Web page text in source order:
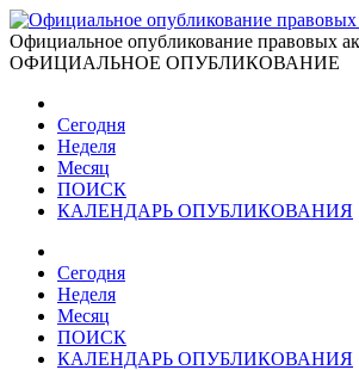
Официальное опубликование правовых
ОФИЦИАЛЬНОЕ ОПУБЛИКОВАНИЕ
Сегодня
Неделя
Месяц
ПОИСК
КАЛЕНДАРЬ ОПУБЛИКОВАНИЯ
Сегодня
Неделя
Месяц
ПОИСК
КАЛЕНДАРЬ ОПУБЛИКОВАНИЯ